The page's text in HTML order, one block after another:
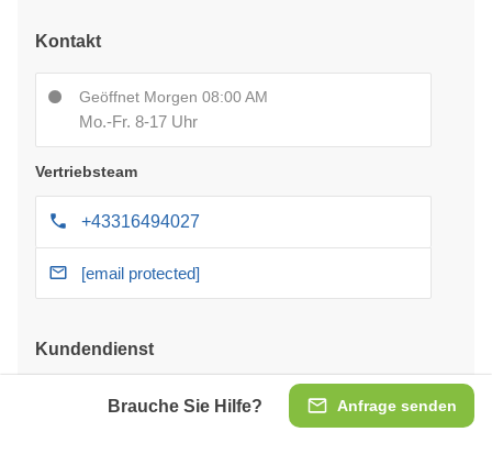
Anfrage senden
Brauche Sie Hilfe?
Kontakt
Geöffnet Morgen 08:00 AM
Mo.-Fr. 8-17 Uhr
Vertriebsteam
+43316494027
[email protected]
Kundendienst